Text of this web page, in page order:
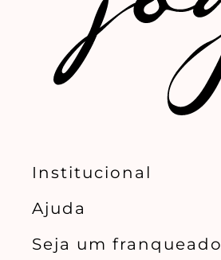
Institucional
Missão, visão e valores
Ajuda
Central de relacionamento
Seja um franqueado